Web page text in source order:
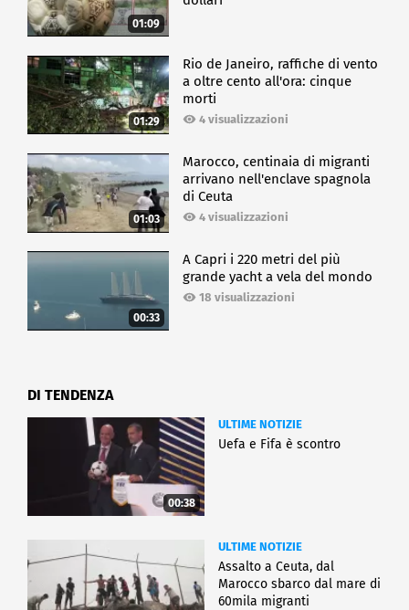
01:09
01:29
Rio de Janeiro, raffiche di vento
a oltre cento all'ora: cinque
morti
4 visualizzazioni
01:03
Marocco, centinaia di migranti
arrivano nell'enclave spagnola
di Ceuta
4 visualizzazioni
00:33
A Capri i 220 metri del più
grande yacht a vela del mondo
18 visualizzazioni
DI TENDENZA
00:38
ULTIME NOTIZIE
Uefa e Fifa è scontro
ULTIME NOTIZIE
Assalto a Ceuta, dal
Marocco sbarco dal mare di
60mila migranti